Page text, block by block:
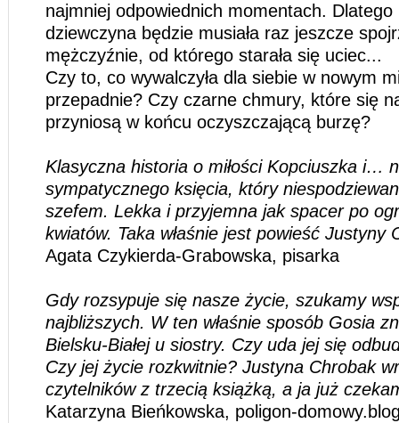
najmniej odpowiednich momentach. Dlatego
dziewczyna będzie musiała raz jeszcze
mężczyźnie, od którego starała się uciec...
Czy to, co wywalczyła dla siebie w nowym
przepadnie? Czy czarne chmury, które się
przyniosą w końcu oczyszczającą burzę?
Klasyczna historia o miłości Kopciuszka i…
sympatycznego księcia, który
szefem. Lekka i przyjemna jak spacer po
kwiatów. Taka właśnie jest powieść Justyny
Agata Czykierda-Grabowska, pisarka
Gdy rozsypuje się nasze życie, szukamy
najbliższych. W ten właśnie sposób Gosia
Bielsku-Białej u siostry. Czy uda jej się
Czy jej życie rozkwitnie? Justyna Chrobak
czytelników z trzecią książką, a ja już
Katarzyna Bieńkowska, poligon-